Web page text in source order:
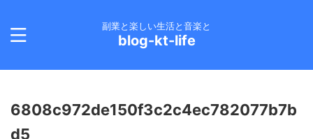
副業と楽しい生活と音楽と
blog-kt-life
6808c972de150f3c2c4ec782077b7b
d5